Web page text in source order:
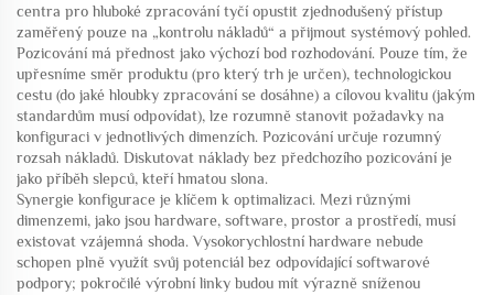
centra pro hluboké zpracování tyčí opustit zjednodušený přístup
zaměřený pouze na „kontrolu nákladů“ a přijmout systémový pohled.
Pozicování má přednost jako výchozí bod rozhodování. Pouze tím, že
upřesníme směr produktu (pro který trh je určen), technologickou
cestu (do jaké hloubky zpracování se dosáhne) a cílovou kvalitu (jakým
standardům musí odpovídat), lze rozumně stanovit požadavky na
konfiguraci v jednotlivých dimenzích. Pozicování určuje rozumný
rozsah nákladů. Diskutovat náklady bez předchozího pozicování je
jako příběh slepců, kteří hmatou slona.
Synergie konfigurace je klíčem k optimalizaci. Mezi různými
dimenzemi, jako jsou hardware, software, prostor a prostředí, musí
existovat vzájemná shoda. Vysokorychlostní hardware nebude
schopen plně využít svůj potenciál bez odpovídající softwarové
podpory; pokročilé výrobní linky budou mít výrazně sníženou